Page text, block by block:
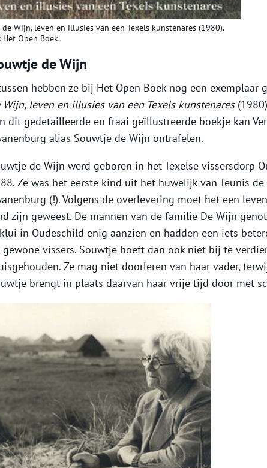
Wijn, leven en illusies van een Texels kunstenares (1980).
Het Open Boek.
de Wijn
hebben ze bij Het Open Boek nog een exemplaar
Wijn, leven en illusies van een Texels kunstenares (1980)
dit gedetailleerde en fraai geïllustreerde boekje kan
alias Souwtje de Wijn ontrafelen.
de Wijn werd geboren in het Texelse vissersdorp
Ze was het eerste kind uit het huwelijk van Teunis
(!). Volgens de overlevering moet het een
zijn geweest. De mannen van de familie De Wijn
in Oudeschild enig aanzien en hadden een iets
gewone vissers. Souwtje hoeft dan ook niet bij te
Ze mag niet doorleren van haar vader,
brengt in plaats daarvan haar vrije tijd door met